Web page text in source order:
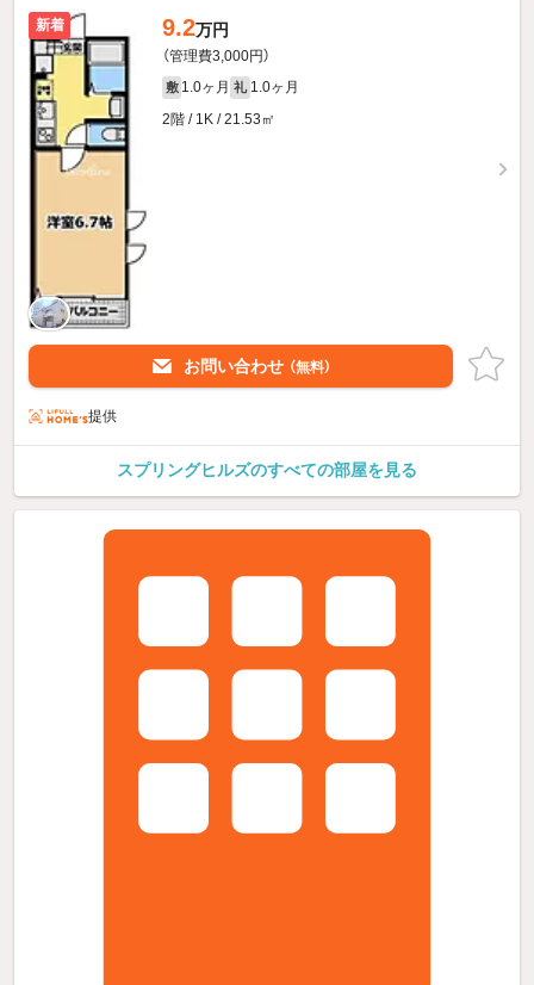
新着 9.2万円
（管理費3,000円）
敷 1.0ヶ月 礼 1.0ヶ月
2階 / 1K / 21.53㎡
お問い合わせ （無料）
提供
スプリングヒルズのすべての部屋を見る